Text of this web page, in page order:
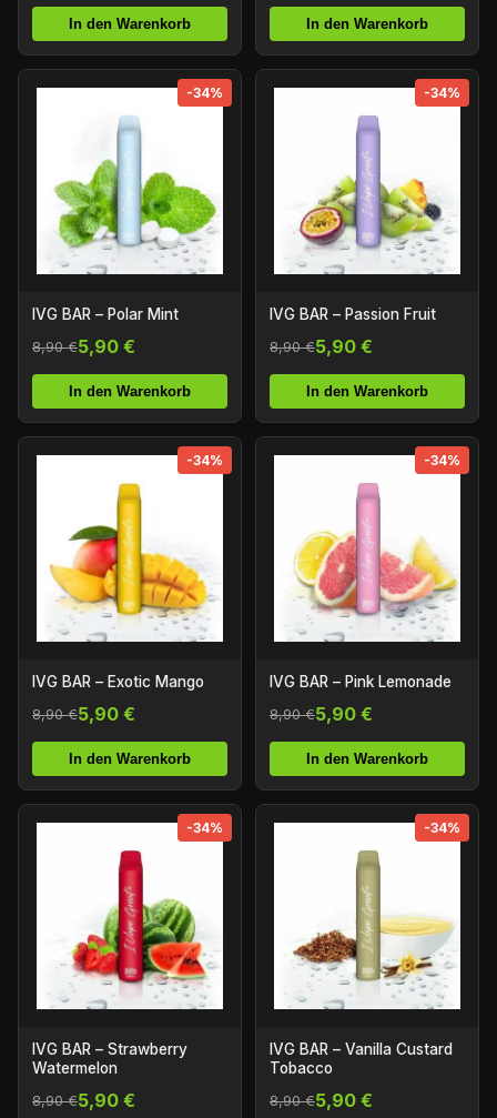
In den Warenkorb In den Warenkorb
-34%
IVG BAR – Polar Mint
8,90 €5,90 €
In den Warenkorb
-34%
IVG BAR – Passion Fruit
8,90 €5,90 €
In den Warenkorb
-34%
IVG BAR – Exotic Mango
8,90 €5,90 €
In den Warenkorb
-34%
IVG BAR – Pink Lemonade
8,90 €5,90 €
In den Warenkorb
-34%
IVG BAR – Strawberry
Watermelon
8,90 €5,90 €
-34%
IVG BAR – Vanilla Custard
Tobacco
8,90 €5,90 €